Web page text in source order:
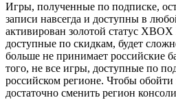
Игры, полученные по подписке,
записи навсегда и доступны в
активирован золотой статус
доступные по скидкам, будет
больше не принимает российские
того, не все игры, доступные по
российском регионе. Чтобы обойти
достаточно сменить регион